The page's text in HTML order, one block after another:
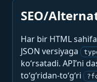
SEO/
Har bir HTML sahifa
JSON versiyaga
ko‘rsatadi. API’ni
to‘g‘ridan-to‘g‘ri